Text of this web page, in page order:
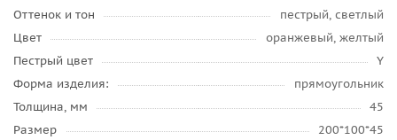
Оттенок и тон
пестрый, светлый
Цвет
оранжевый, желтый
Пестрый цвет
Y
Форма изделия:
прямоугольник
Толщина, мм
45
Размер
200*100*45